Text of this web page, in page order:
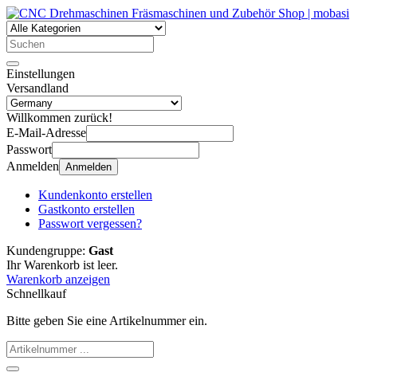
Einstellungen
Versandland
Willkommen zurück!
E-Mail-Adresse
Passwort
Anmelden Anmelden
Kundenkonto erstellen
Gastkonto erstellen
Passwort vergessen?
Kundengruppe: Gast
Ihr Warenkorb ist leer.
Warenkorb anzeigen
Schnellkauf
Bitte geben Sie eine Artikelnummer ein.